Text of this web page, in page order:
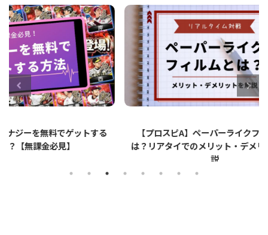
する
【プロスピA】ペーパーライクフィルムと
は？リアタイでのメリット・デメリットを解
【プ